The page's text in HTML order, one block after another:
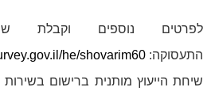
לפרטים נוספים וקבלת
התעסוקה: he/shovarim60
שיחת הייעוץ מותנית ברישום